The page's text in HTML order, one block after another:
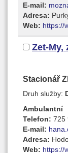
E-mail:
Adresa:
Web: https://
Zet-My,
Stacionář
Druh služby:
Ambulantní
Telefon: 725
E-mail:
Adresa:
Web: https://